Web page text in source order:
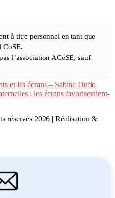
à titre personnel en tant que
CoSE.
l’association ACoSE, sauf
et les écrans – Sabine Duflo
: les écrans favoriseraient-
réservés 2026 | Réalisation &